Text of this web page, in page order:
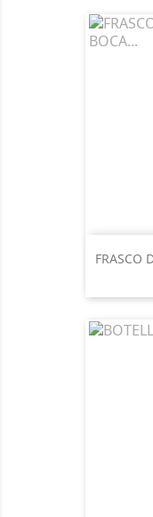
FRASCO